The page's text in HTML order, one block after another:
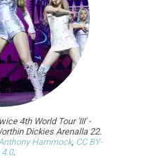
4th World Tour 'III' -
Dickies Arenalla 22.
Hammock, CC BY-
4.0.